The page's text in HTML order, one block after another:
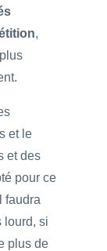
,
et le
et des
pour ce
faudra
lourd, si
plus de